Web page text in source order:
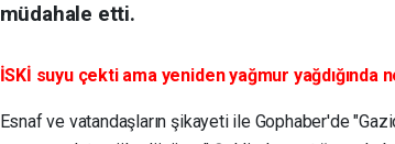
müdahale etti.
İSKİ suyu çekti ama yeniden yağmur yağdığında
Esnaf ve vatandaşların şikayeti ile Gophaber'de